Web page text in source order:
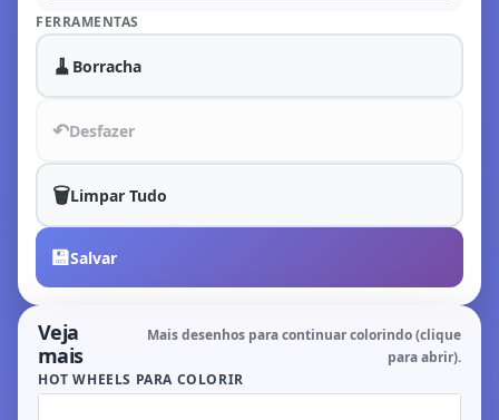
FERRAMENTAS
🧹 Borracha
↶Desfazer
🗑️Limpar Tudo
💾Salvar
Veja
mais
Mais desenhos para continuar colorindo (clique
para abrir).
HOT WHEELS PARA COLORIR